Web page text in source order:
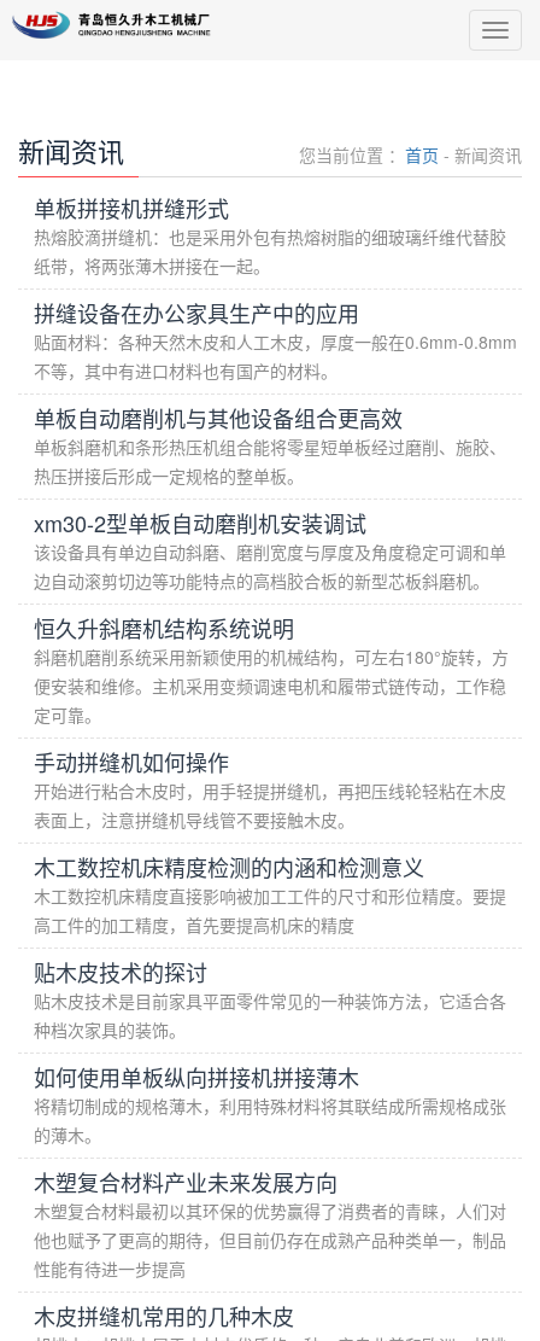
导
航
新闻资讯 您当前位置 ： 首页 - 新闻资讯
单板拼接机拼缝形式
热熔胶滴拼缝机：也是采用外包有热熔树脂的细玻璃纤维代替胶
纸带，将两张薄木拼接在一起。
拼缝设备在办公家具生产中的应用
贴面材料：各种天然木皮和人工木皮，厚度一般在0.6mm-0.8mm
不等，其中有进口材料也有国产的材料。
单板自动磨削机与其他设备组合更高效
单板斜磨机和条形热压机组合能将零星短单板经过磨削、施胶、
热压拼接后形成一定规格的整单板。
xm30-2型单板自动磨削机安装调试
该设备具有单边自动斜磨、磨削宽度与厚度及角度稳定可调和单
边自动滚剪切边等功能特点的高档胶合板的新型芯板斜磨机。
恒久升斜磨机结构系统说明
斜磨机磨削系统采用新颖使用的机械结构，可左右180°旋转，方
便安装和维修。主机采用变频调速电机和履带式链传动，工作稳
定可靠。
手动拼缝机如何操作
开始进行粘合木皮时，用手轻提拼缝机，再把压线轮轻粘在木皮
表面上，注意拼缝机导线管不要接触木皮。
木工数控机床精度检测的内涵和检测意义
木工数控机床精度直接影响被加工工件的尺寸和形位精度。要提
高工件的加工精度，首先要提高机床的精度
贴木皮技术的探讨
贴木皮技术是目前家具平面零件常见的一种装饰方法，它适合各
种档次家具的装饰。
如何使用单板纵向拼接机拼接薄木
将精切制成的规格薄木，利用特殊材料将其联结成所需规格成张
的薄木。
木塑复合材料产业未来发展方向
木塑复合材料最初以其环保的优势赢得了消费者的青睐，人们对
他也赋予了更高的期待，但目前仍存在成熟产品种类单一，制品
性能有待进一步提高
木皮拼缝机常用的几种木皮